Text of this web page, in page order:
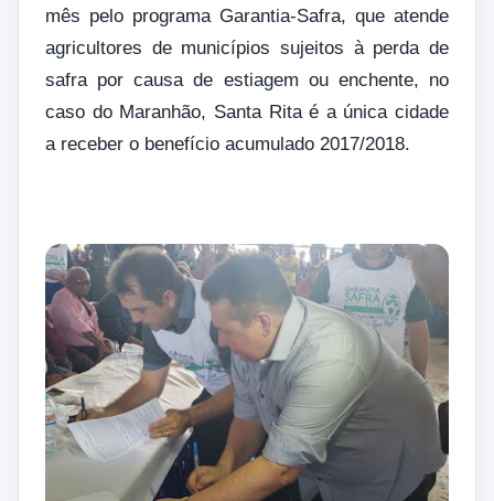
mês pelo programa Garantia-Safra, que atende
agricultores de municípios sujeitos à perda de
safra por causa de estiagem ou enchente, no
caso do Maranhão, Santa Rita é a única cidade
a receber o benefício acumulado 2017/2018.